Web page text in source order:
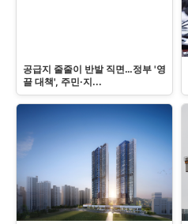
공급지 줄줄이 반발 직면…정부 '영
끌 대책', 주민·지...